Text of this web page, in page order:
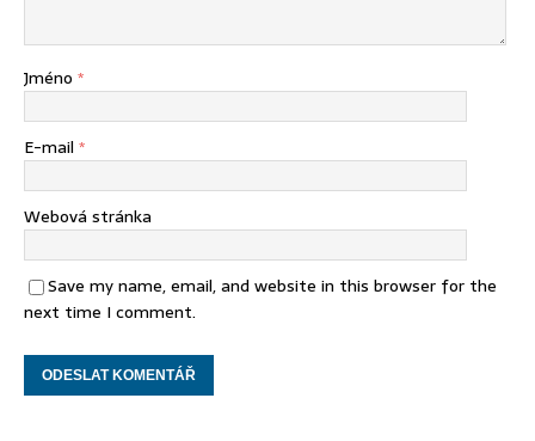
Jméno *
E-mail *
Webová stránka
Save my name, email, and website in this browser for the
next time I comment.